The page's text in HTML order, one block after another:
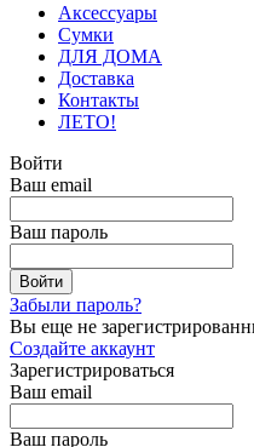
Аксессуары
Сумки
ДЛЯ ДОМА
Доставка
Контакты
ЛЕТО!
Войти
Ваш email
Ваш пароль
Забыли пароль?
Вы еще не
Создайте аккаунт
Зарегистрироваться
Ваш email
Ваш пароль